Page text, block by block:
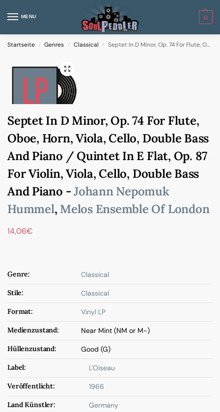
MENU 0
Startseite / Genres / Classical / Septet In D Minor, Op. 74 For Flute, Oboe, Horn, Viola, Cello, Double Bass And Piano / Quintet In E Flat, Op. 87 For Violin, Viola, Cello, Double Bass And Piano
Septet In D Minor, Op. 74 For Flute,
Oboe, Horn, Viola, Cello, Double Bass
And Piano / Quintet In E Flat, Op. 87
For Violin, Viola, Cello, Double Bass
And Piano -Johann Nepomuk
Hummel, Melos Ensemble Of London
14,06€
Genre: Classical
Stile: Classical
Format: Vinyl LP
Medienzustand: Near Mint (NM or M-)
Hüllenzustand: Good (G)
Label: L'Oiseau
Veröffentlicht: 1966
Land Künstler: Germany